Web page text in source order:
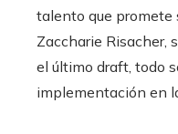
talento que promete
Zaccharie Risacher,
el último draft, todo
implementación en